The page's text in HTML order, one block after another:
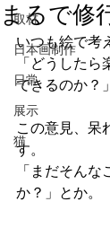
取材
日本画制作
日常
展示
猫
まるで修
いつも絵で考
「どうした
できるのか？
この意見、呆
す。
「まだそん
か？」とか。